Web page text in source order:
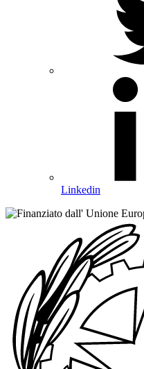
Linkedin